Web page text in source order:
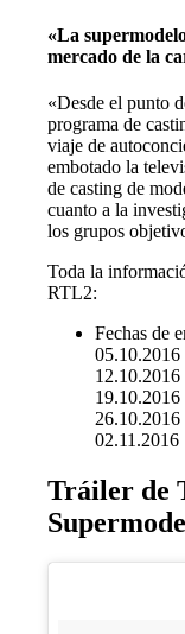
«La
mercado de la
«Desde el punto
programa de
viaje de
embotado la
de casting de
cuanto a la
los grupos
Toda la
RTL2:
Fechas de
05.10.2016
12.10.2016
19.10.2016
26.10.2016
02.11.2016
Tráiler de